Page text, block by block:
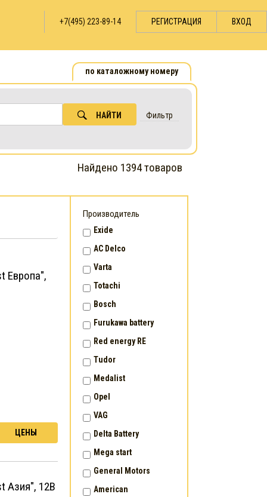
+7(495) 223-89-14 РЕГИСТРАЦИЯ ВХОД
по каталожному номеру
НАЙТИ Фильтр
Найдено 1394 товаров
Европа",
ЦЕНЫ
Азия", 12В
Производитель
Exide
AC Delco
Varta
Totachi
Bosch
Furukawa battery
Red energy RE
Tudor
Medalist
Opel
VAG
Delta Battery
Mega start
General Motors
American